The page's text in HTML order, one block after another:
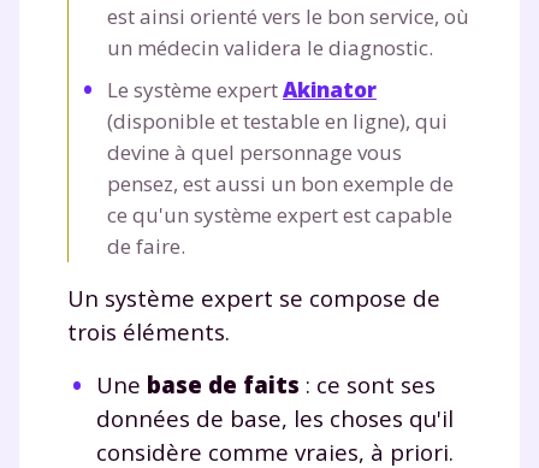
est ainsi orienté vers le bon service, où
un médecin validera le diagnostic.
Le système expertAkinator
(disponible et testable en ligne), qui
devine à quel personnage vous
pensez, est aussi un bon exemple de
ce qu'un système expert est capable
de faire.
Un système expert se compose de
trois éléments.
Une base de faits : ce sont ses
données de base, les choses qu'il
considère comme vraies, à priori.